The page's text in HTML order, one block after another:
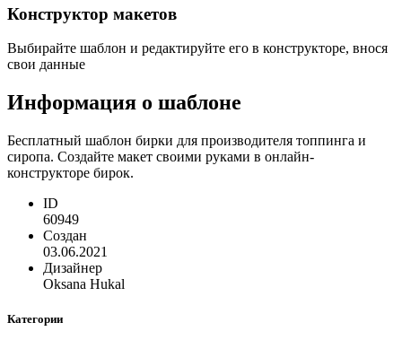
Конструктор макетов
Выбирайте шаблон и редактируйте его в конструкторе, внося
свои данные
Информация о шаблоне
Бесплатный шаблон бирки для производителя топпинга и
сиропа. Создайте макет своими руками в онлайн-
конструкторе бирок.
ID
60949
Создан
03.06.2021
Дизайнер
Oksana Hukal
Категории